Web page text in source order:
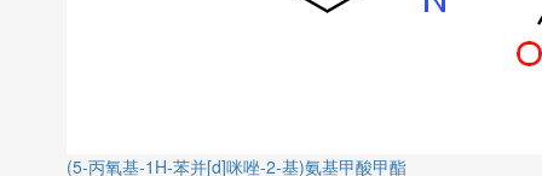
(5-丙氧基-1H-苯并[d]咪唑-2-基)氨基甲酸甲酯